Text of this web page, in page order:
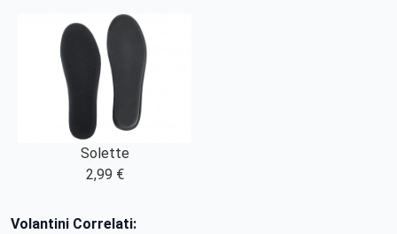
Solette
2,99 €
Volantini Correlati: